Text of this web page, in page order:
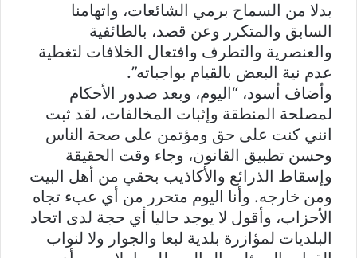
بدلا من السماح برمي الشائعات، واتهامنا
السابق والمتكرر وعن قصد، بالطائفية
والعنصرية والتطرف وافتعال الخلافات لتغطية
عدم نية البعض بالقيام بواجباته”.
وأضاف أسود، “اليوم، وبعد صدور الأحكام
لمصلحة المنطقة وإثبات المخالفات، لقد ثبت
انني كنت على حق ومؤتمن على صحة الناس
وحسن تطبيق القانون، وجاء وقت الحقيقة
وإسقاط الذرائع والأكاذيب بحقي من أهل البيت
ومن خارجه. وأنا اليوم متحرر من أي عبء تجاه
الأحزاب، وأقول لا يوجد حاليا أي حجة لدى اتحاد
البلديات لمؤازرة بلدية لبعا والجوار ولا لنواب